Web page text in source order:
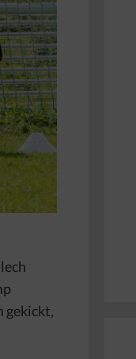
gekickt,